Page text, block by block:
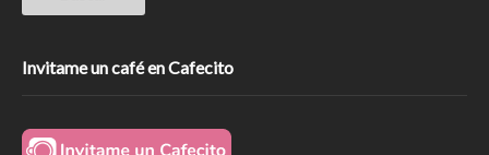
Invitame un café en Cafecito